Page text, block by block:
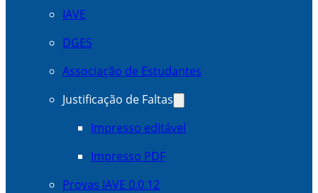
IAVE
DGES
Associação de Estudantes
Justificação de Faltas
Impresso editável
Impresso PDF
Provas IAVE 0.0.12